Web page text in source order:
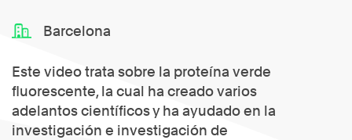
Barcelona
Este video trata sobre la proteína verde
fluorescente, la cual ha creado varios
adelantos científicos y ha ayudado en la
investigación e investigación de